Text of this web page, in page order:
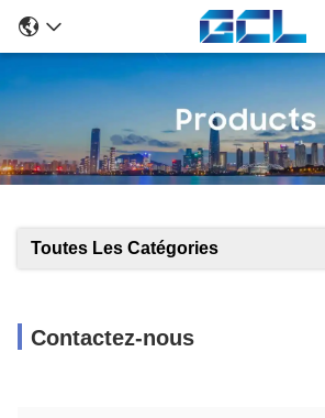
Toutes Les Catégories
Contactez-nous